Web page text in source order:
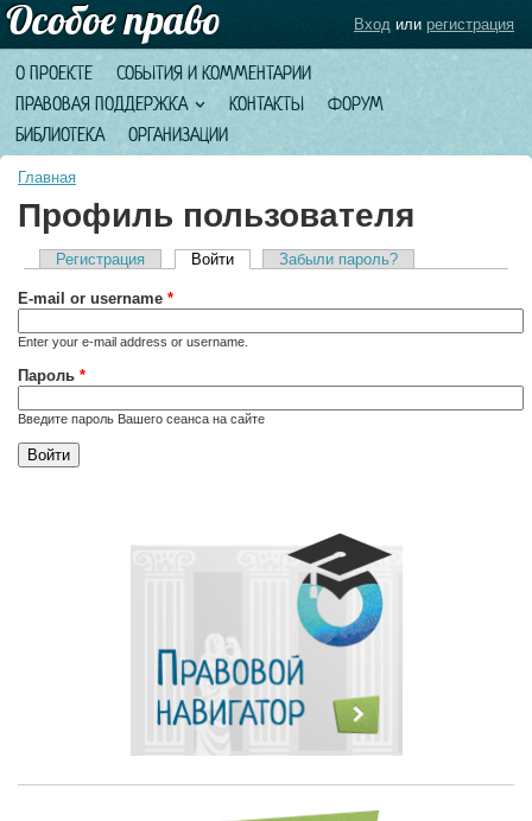
О ПРОЕКТЕ
СОБЫТИЯ И КОММЕНТАРИИ
ПРАВОВАЯ ПОДДЕРЖКА
КОНТАКТЫ
ФОРУМ
БИБЛИОТЕКА
ОРГАНИЗАЦИИ
Вход или регистрация
Главная
Профиль пользователя
Главные вкладки
Регистрация Войти(активная вкладка)
Забыли пароль?
E-mail or username *
Enter your e-mail address or username.
Пароль *
Введите пароль Вашего сеанса на сайте